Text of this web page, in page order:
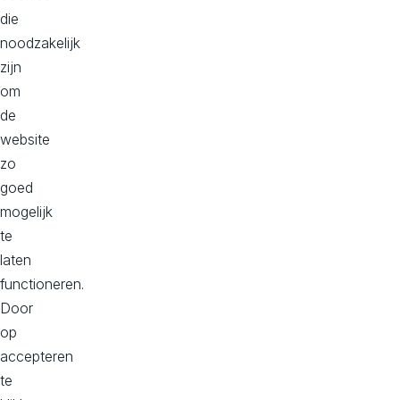
best
passende
technische
oplossing
die
ondersteunend
is
aan
je
business
doelstellingen.
Benieuwd
naar
hoe
wij
dit
die
noodzakelijk
zijn
om
de
website
zo
goed
mogelijk
te
laten
functioneren.
Door
op
accepteren
te